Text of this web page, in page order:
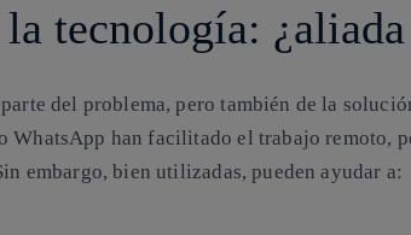
tecnología:
del problema, pero también de la
WhatsApp han facilitado el trabajo remoto,
embargo, bien utilizadas, pueden ayudar a: